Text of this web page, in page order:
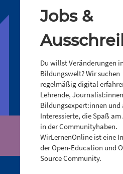
Jobs &
Du willst Veränderungen
Bildungswelt? Wir suchen
regelmäßig digital
Lehrende,
Bildungsexpert:innen und
Interessierte, die Spaß am
in der Communityhaben.
WirLernenOnline ist eine
der Open-Education und
Source Community.